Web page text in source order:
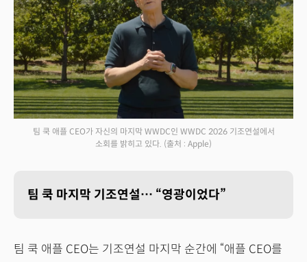
팀 쿡 애플 CEO가 자신의 마지막 WWDC인 WWDC 2026 기조연설에서
소회를 밝히고 있다. (출처 : Apple)
팀 쿡 마지막 기조연설… “영광이었다”
팀 쿡 애플 CEO는 기조연설 마지막 순간에 “애플 CEO를